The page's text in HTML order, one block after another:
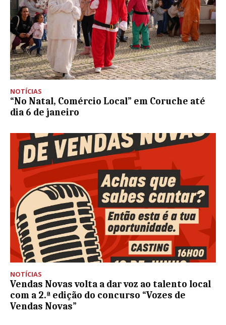
NOTÍCIAS
“No Natal, Comércio Local” em Coruche até
dia 6 de janeiro
NOTÍCIAS
Vendas Novas volta a dar voz ao talento local
com a 2.ª edição do concurso “Vozes de
Vendas Novas”